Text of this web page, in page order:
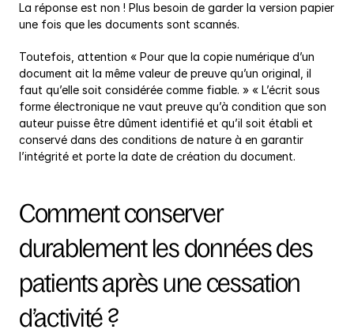
La réponse est non ! Plus besoin de garder la version papier
une fois que les documents sont scannés.
Toutefois, attention « Pour que la copie numérique d’un
document ait la même valeur de preuve qu’un original, il
faut qu’elle soit considérée comme fiable. » « L’écrit sous
forme électronique ne vaut preuve qu’à condition que son
auteur puisse être dûment identifié et qu’il soit établi et
conservé dans des conditions de nature à en garantir
l’intégrité et porte la date de création du document.
Comment conserver
durablement les données des
patients après une cessation
d’activité ?